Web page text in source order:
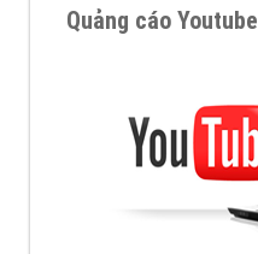
Quảng cáo Youtube